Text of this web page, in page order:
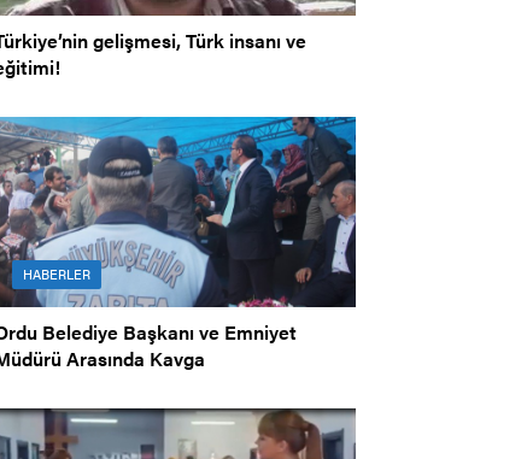
gelişmesi, Türk insanı ve
HABERLER
Belediye Başkanı ve Emniyet
Arasında Kavga